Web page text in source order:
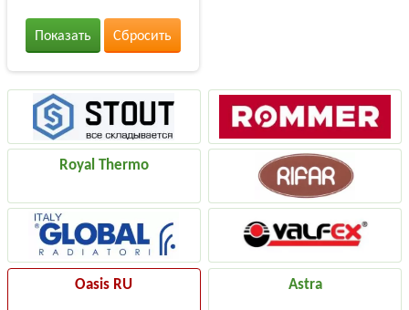
Показать Сбросить
Royal Thermo
Oasis RU Astra